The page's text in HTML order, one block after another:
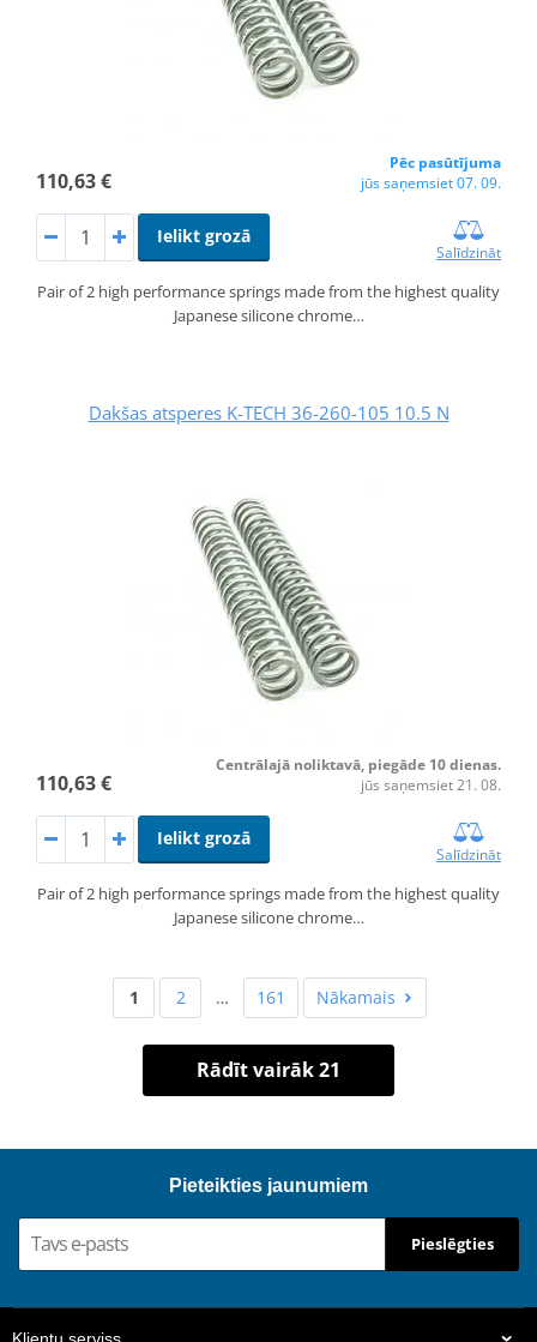
110,63 €
Pēc pasūtījuma
jūs saņemsiet 07. 09.
Ielikt grozā
Salīdzināt
Pair of 2 high performance springs made from the highest quality
Japanese silicone chrome…
Dakšas atsperes K-TECH 36-260-105 10.5 N
110,63 €
Centrālajā noliktavā, piegāde 10 dienas.
jūs saņemsiet 21. 08.
Ielikt grozā
Salīdzināt
Pair of 2 high performance springs made from the highest quality
Japanese silicone chrome…
1 2 … 161 Nākamais
Rādīt vairāk 21
Pieteikties jaunumiem
Pieslēgties
Klientu serviss